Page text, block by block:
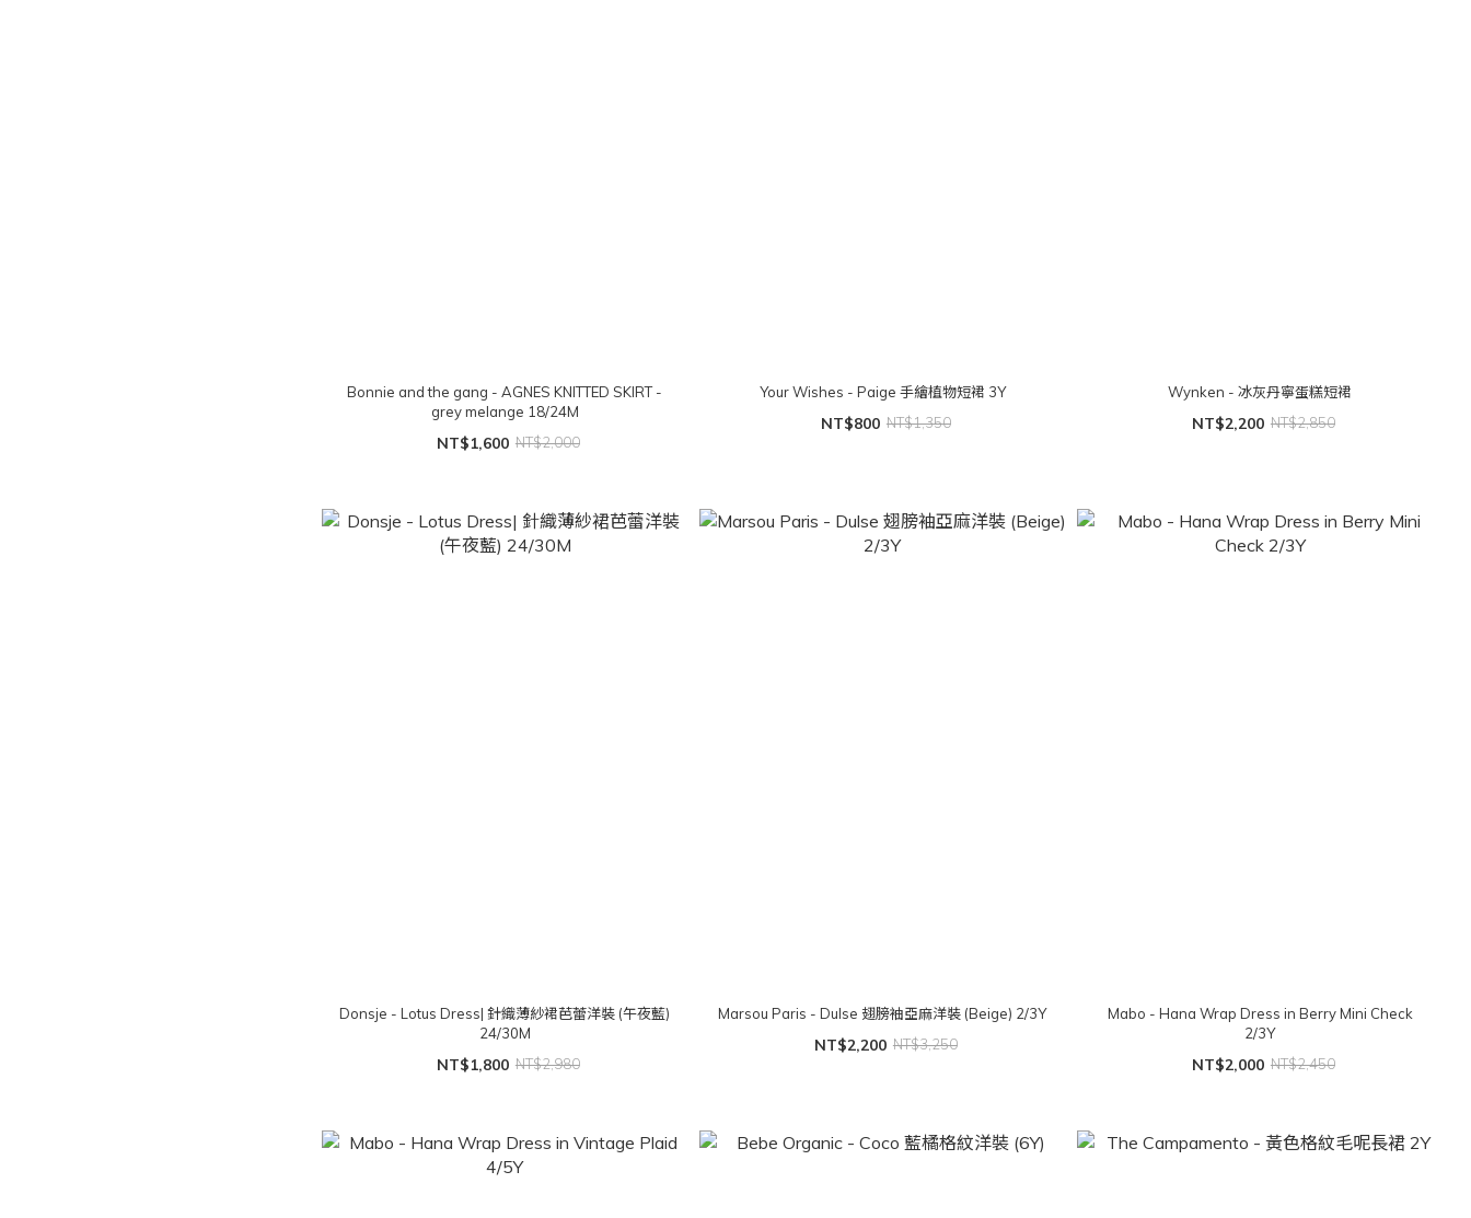
Bonnie and the gang - AGNES KNITTED SKIRT -
grey melange 18/24M
NT$1,600 NT$2,000
Your Wishes - Paige 手繪植物短裙 3Y
NT$800 NT$1,350
Wynken - 冰灰丹寧蛋糕短裙
NT$2,200 NT$2,850
Donsje - Lotus Dress| 針織薄紗裙芭蕾洋裝 (午夜藍)
24/30M
NT$1,800 NT$2,980
Marsou Paris - Dulse 翅膀袖亞麻洋裝 (Beige) 2/3Y
NT$2,200 NT$3,250
Mabo - Hana Wrap Dress in Berry Mini Check
2/3Y
NT$2,000 NT$2,450